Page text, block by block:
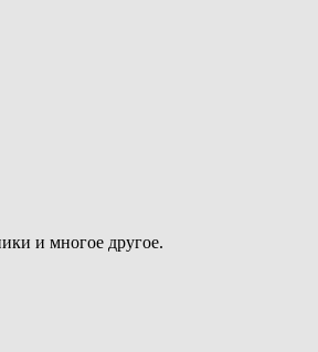
и многое другое.